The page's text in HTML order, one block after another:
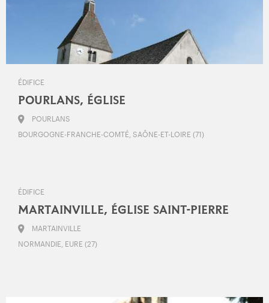
ÉDIFICE
POURLANS, ÉGLISE
POURLANS
BOURGOGNE-FRANCHE-COMTÉ, SAÔNE-ET-LOIRE (71)
ÉDIFICE
MARTAINVILLE, ÉGLISE SAINT-PIERRE
MARTAINVILLE
NORMANDIE, EURE (27)